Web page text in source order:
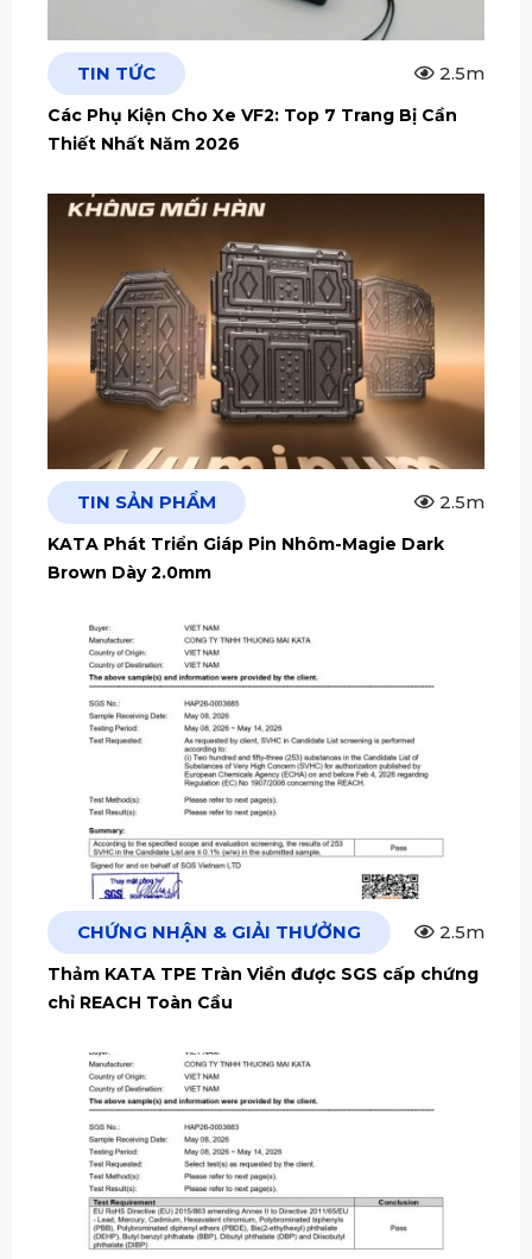
TIN TỨC 2.5m
Các Phụ Kiện Cho Xe VF2: Top 7 Trang Bị Cần
Thiết Nhất Năm 2026
TIN SẢN PHẨM 2.5m
KATA Phát Triển Giáp Pin Nhôm-Magie Dark
Brown Dày 2.0mm
CHỨNG NHẬN & GIẢI THƯỞNG 2.5m
Thảm KATA TPE Tràn Viền được SGS cấp chứng
chỉ REACH Toàn Cầu